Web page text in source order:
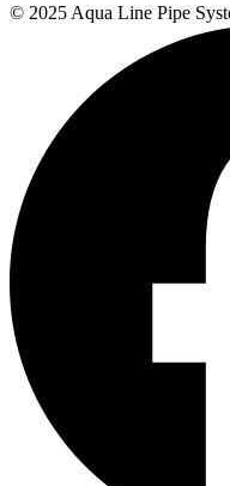
© 2025 Aqua Line Pipe